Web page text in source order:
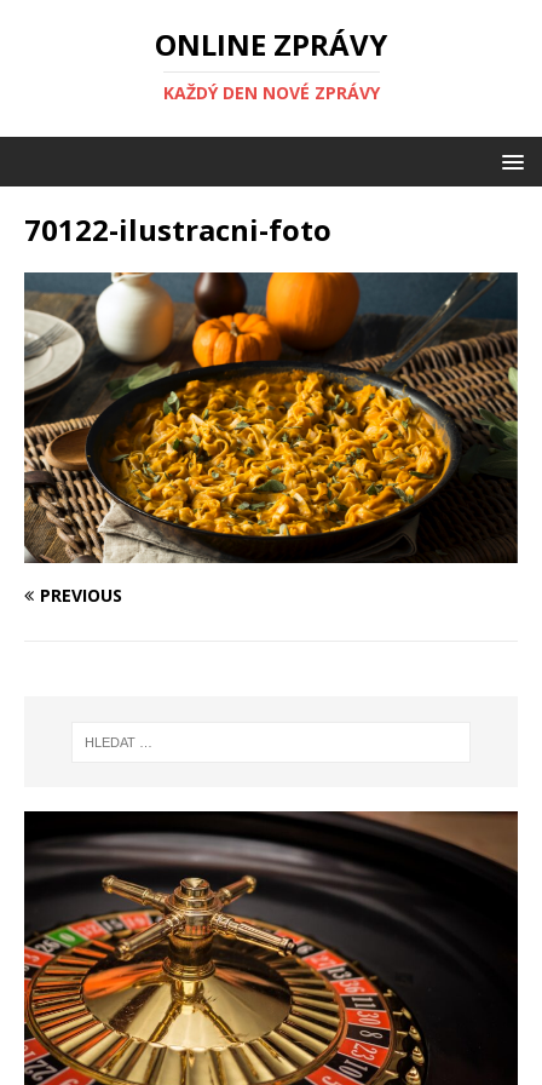
ONLINE ZPRÁVY
KAŽDÝ DEN NOVÉ ZPRÁVY
70122-ilustracni-foto
PREVIOUS